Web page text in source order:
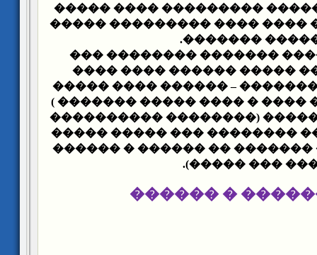
�� ��� ����� � �����
����� ��� ����� ���� ����
������
- �� ��� 1914� ����� �������
������ ��� ��� �����
(�������� ����������� –
����� ��� ����� ���� �
� ������� ���� �����
– ������ ���� ��� ��������
���� � ���� ��� ������� ��
���� ���
�������